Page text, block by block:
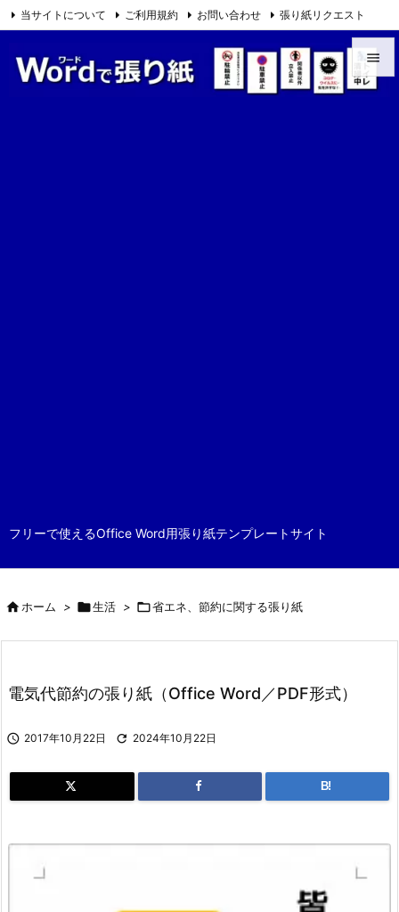
フリーで使えるOffice Word用張り紙テンプレートサイト


当サイトについて ご利用規約 お問い合わせ 張り紙リクエスト
ホーム > 生活 > 省エネ、節約に関する張り紙
電気代節約の張り紙（Office Word／PDF形式）
 2017年10月22日  2024年10月22日
B!